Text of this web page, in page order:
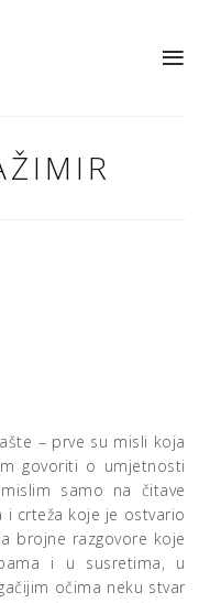
– prve su misli koja
govoriti o umjetnosti
samo na čitave
i crteža koje je ostvario
brojne razgovore koje
i u susretima, u
očima neku stvar